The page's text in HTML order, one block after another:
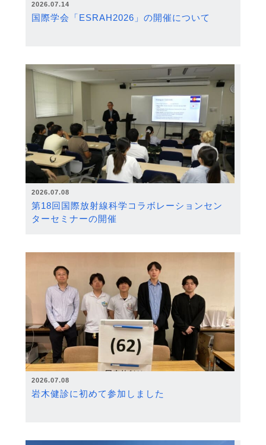
2026.07.14
国際学会「ESRAH2026」の開催について
2026.07.08
第18回国際放射線科学コラボレーションセン
ターセミナーの開催
2026.07.08
岩木健診に初めて参加しました